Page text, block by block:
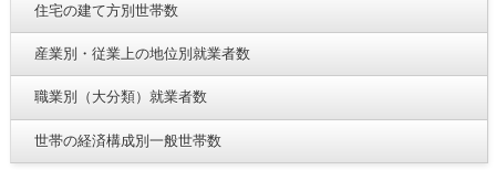
住宅の建て方別世帯数
産業別・従業上の地位別就業者数
職業別（大分類）就業者数
世帯の経済構成別一般世帯数